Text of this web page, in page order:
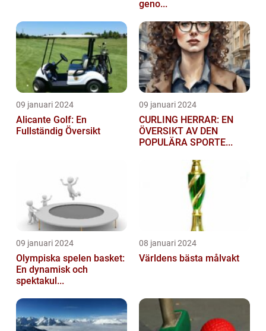
geno...
09 januari 2024
Alicante Golf: En
Fullständig Översikt
09 januari 2024
CURLING HERRAR: EN
ÖVERSIKT AV DEN
POPULÄRA SPORTE...
09 januari 2024
Olympiska spelen basket:
En dynamisk och
spektakul...
08 januari 2024
Världens bästa målvakt